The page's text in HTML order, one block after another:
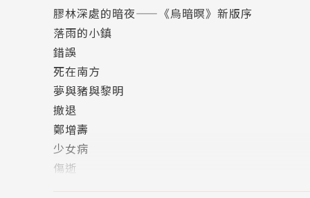
作者簡介
黃錦樹
黃錦樹，馬來西亞華裔，1967年生。1986年來
中國文學博士。1996年迄今任教於埔里國立暨南
《烏暗暝》、《刻背》、《土與火》、《南洋人
《火笑了》；論文集《馬華文學與中國性》、《
案》、《論嘗試文》等，並與友人合編《回到馬
膠林深處的暗夜——《烏暗暝》新版序
落雨的小鎮
錯誤
死在南方
夢與豬與黎明
撤退
鄭增壽
少女病
傷逝